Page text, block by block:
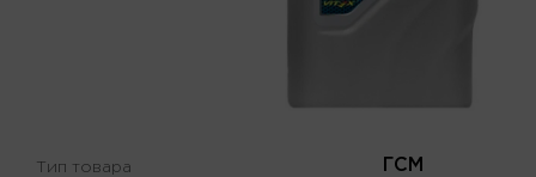
Тип товара ГСМ